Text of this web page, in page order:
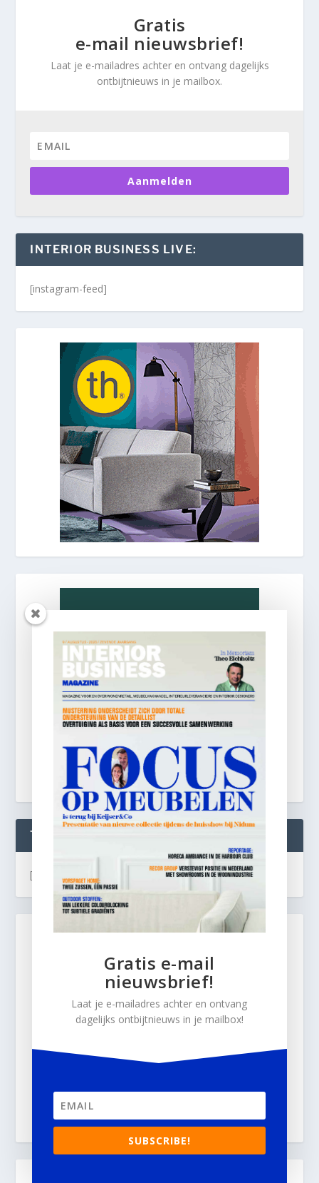
Gratis
e-mail nieuwsbrief!
Laat je e-mailadres achter en ontvang dagelijks
ontbijtnieuws in je mailbox.
Aanmelden
INTERIOR BUSINESS LIVE:
[instagram-feed]
TWEETS
[custom-twitter-feeds]
Gratis e-mail
nieuwsbrief!
Laat je e-mailadres achter en ontvang
dagelijks ontbijtnieuws in je mailbox!
SUBSCRIBE!